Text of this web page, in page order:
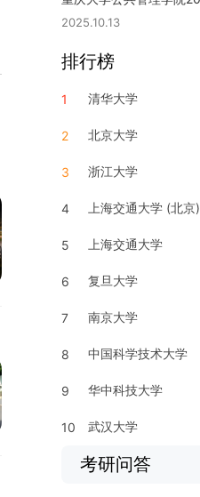
2025.10.13
排行榜
1 清华大学
2 北京大学
3 浙江大学
4 上海交通大学 (北京)
5 上海交通大学
6 复旦大学
7 南京大学
8 中国科学技术大学
9 华中科技大学
10 武汉大学
考研问答